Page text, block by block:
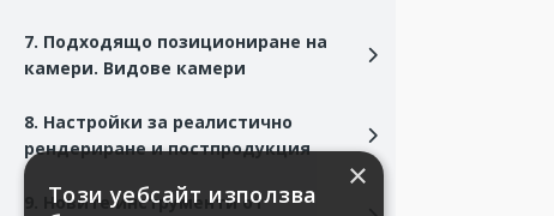
7. Подходящо позициониране на
камери. Видове камери
8. Настройки за реалистично
рендериране и постпродукция
9. Новите инструменти от